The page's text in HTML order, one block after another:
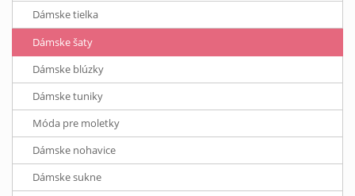
Dámske tielka
Dámske šaty
Dámske blúzky
Dámske tuniky
Móda pre moletky
Dámske nohavice
Dámske sukne